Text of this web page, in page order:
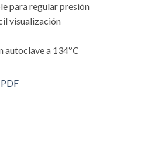
para regular presión
visualización
autoclave a 134ºC